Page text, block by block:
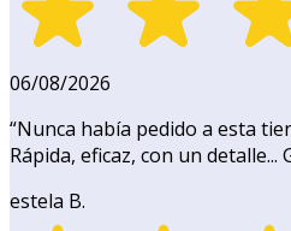
06/08/2026
“Nunca había pedido a esta
Rápida, eficaz, con un
estela B.